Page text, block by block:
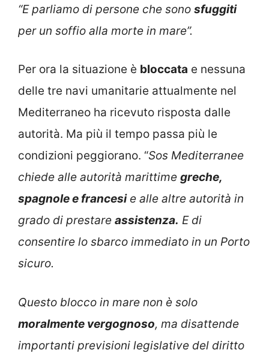
“E parliamo di persone che sono sfuggiti
per un soffio alla morte in mare”.
Per ora la situazione è bloccata e nessuna
delle tre navi umanitarie attualmente nel
Mediterraneo ha ricevuto risposta dalle
autorità. Ma più il tempo passa più le
condizioni peggiorano. “Sos Mediterranee
chiede alle autorità marittime greche,
spagnole e francesie alle altre autorità in
grado di prestare assistenza. E di
consentire lo sbarco immediato in un Porto
sicuro.
Questo blocco in mare non è solo
moralmente vergognoso, ma disattende
importanti previsioni legislative del diritto